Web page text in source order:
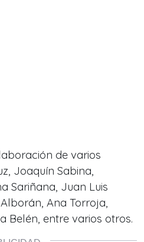
de varios
Joaquín Sabina,
Sariñana, Juan Luis
Ana Torroja,
Belén, entre varios otros.